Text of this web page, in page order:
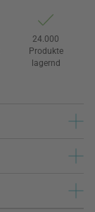
24.000
Produkte
lagernd